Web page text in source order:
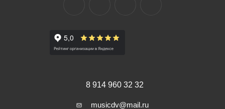
8 914 960 32 32
musicdv@mail.ru